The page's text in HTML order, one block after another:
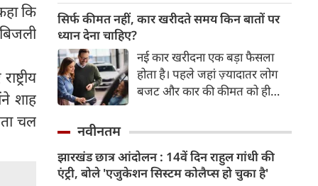
कि
शाह
चल
200 अरब रुपए का मौका
सिर्फ कीमत नहीं, कार खरीदते समय किन बातों पर
ध्यान देना चाहिए?
नई कार खरीदना एक बड़ा फैसला
होता है। पहले जहां ज़्यादातर लोग
बजट और कार की कीमत को ही
खरीदते समय किन बातों पर ध्यान
देना चाहिए।
नवीनतम
झारखंड छात्र आंदोलन : 14वें दिन राहुल गांधी की
एंट्री, बोले 'एजुकेशन सिस्टम कोलैप्स हो चुका है'